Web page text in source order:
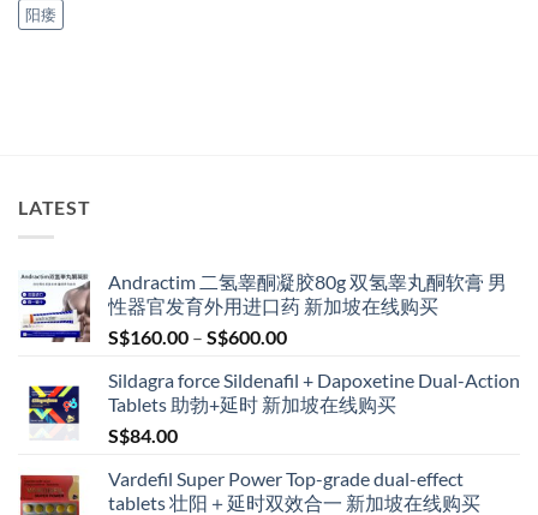
阳痿
LATEST
Andractim 二氢睾酮凝胶80g 双氢睾丸酮软膏 男
性器官发育外用进口药 新加坡在线购买
S$160.00 – S$600.00Price
S$160.00
through
Sildagra force Sildenafil + Dapoxetine Dual-Action
Tablets 助勃+延时 新加坡在线购买
S$84.00
Vardefil Super Power Top-grade dual-effect
tablets 壮阳＋延时双效合一 新加坡在线购买